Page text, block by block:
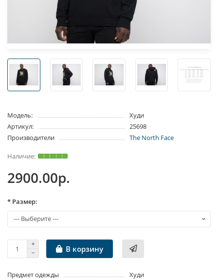
Модель:
Худи
Артикул:
25698
Производители
The North Face
2900.00р.
* Размер:
В корзину
Предмет одежды
Худи